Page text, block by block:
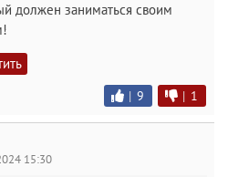
должен заниматься своим
| 9 | 1
15:30